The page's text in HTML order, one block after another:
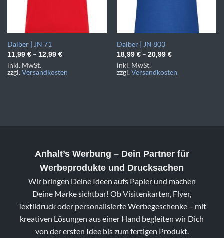
Daiber | JN 71
11,99 €– 12,99 €
inkl. MwSt.
zzgl.Versandkosten
Daiber | JN 803
18,99 €– 20,99 €
inkl. MwSt.
zzgl.Versandkosten
Anhalt’s Werbung – Dein Partner für
Werbeprodukte und Drucksachen
Wir bringen Deine Ideen aufs Papier und machen
Deine Marke sichtbar! Ob Visitenkarten, Flyer,
Textildruck oder personalisierte Werbegeschenke – mit
kreativen Lösungen aus einer Hand begleiten wir Dich
von der ersten Idee bis zum fertigen Produkt.